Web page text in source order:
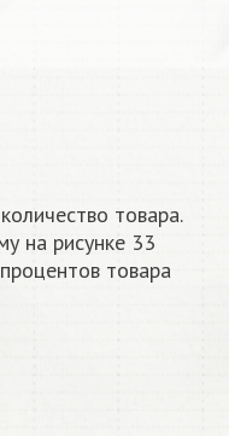
товара.
на рисунке 33
товара